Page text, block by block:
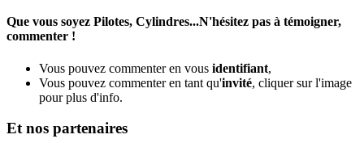
Que vous soyez Pilotes, Cylindres...N'hésitez pas à témoigner,
commenter !
Vous pouvez commenter en vous identifiant,
Vous pouvez commenter en tant qu'invité, cliquer sur l'image
pour plus d'info.
Et nos partenaires